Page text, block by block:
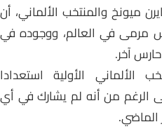
ميونخ والمنتخب الألماني، أن
في العالم، ووجوده في
آخر.
الأولية استعدادا
من أنه لم يشارك في أي